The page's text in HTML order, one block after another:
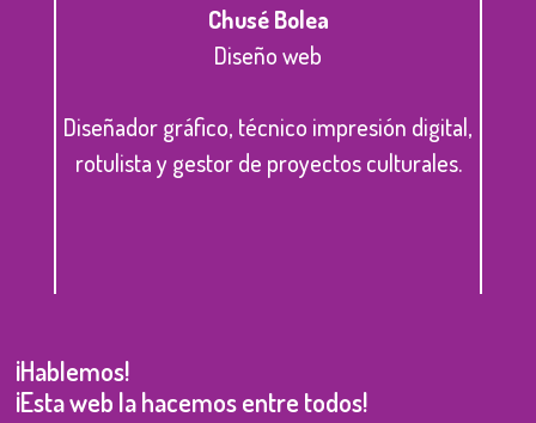
Chusé Bolea
Diseño web
Diseñador gráfico, técnico impresión digital,
rotulista y gestor de proyectos culturales.
¡Hablemos!
¡Esta web la hacemos entre todos!